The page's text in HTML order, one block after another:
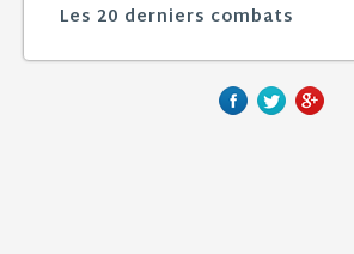
Les 20 derniers combats